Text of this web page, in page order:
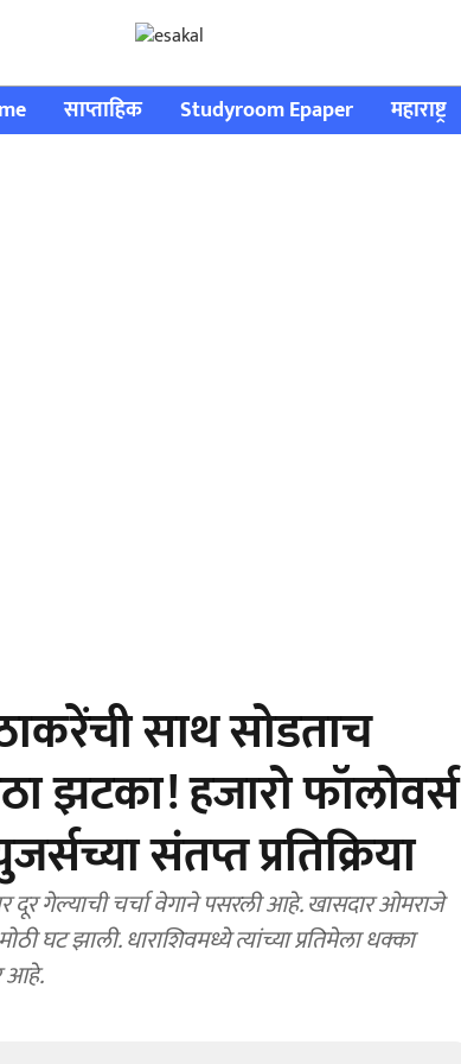
साप्ताहिक Studyroom Epaper महाराष्ट्र
साथ सोडताच
झटका! हजारो फॉलोवर्स
संतप्त प्रतिक्रिया
गेल्याची चर्चा वेगाने पसरली आहे. खासदार ओमराजे
घट झाली. धाराशिवमध्ये त्यांच्या प्रतिमेला धक्का
आहे.